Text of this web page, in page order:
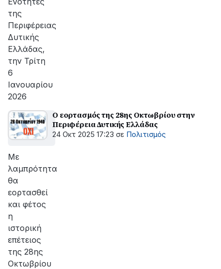
της
Περιφέρειας
Δυτικής
Ελλάδας,
την Τρίτη
6
Ιανουαρίου
2026
Ο εορτασμός της 28ης Οκτωβρίου στην
Περιφέρεια Δυτικής Ελλάδας
24 Οκτ 2025 17:23 σε Πολιτισμός
Με
λαμπρότητα
θα
εορτασθεί
και φέτος
η
ιστορική
επέτειος
της 28ης
Οκτωβρίου